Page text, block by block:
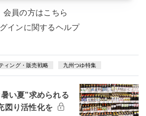
会員の方はこちら
インに関するヘルプ
ィング・販売戦略 九州つゆ特集
い夏”求められる
り活性化を